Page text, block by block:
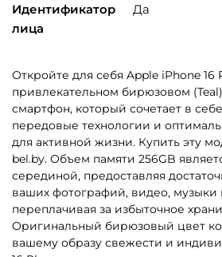
Идентификатор
лица
Да
Откройте для себя Apple iPhone 16
привлекательном бирюзовом
смартфон, который сочетает в
передовые технологии и
для активной жизни. Купить эту
bel.by. Объем памяти 256GB
серединой, предоставляя
ваших фотографий, видео,
переплачивая за избыточное
Оригинальный бирюзовый цвет
вашему образу свежести и